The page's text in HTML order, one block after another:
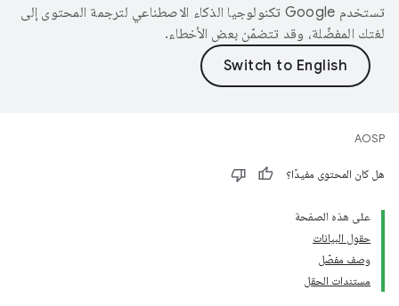
تستخدم Google تكنولوجيا الذكاء الاصطناعي لترجمة المحتوى إلى
لغتك المفضّلة، وقد تتضمّن بعض الأخطاء.
AOSP
هل كان المحتوى مفيدًا؟
على هذه الصفحة
حقول البيانات
وصف مفصّل
مستندات الحقل